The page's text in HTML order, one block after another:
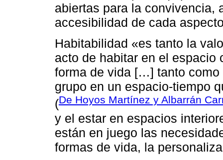
abiertas para la convivencia,
accesibilidad de cada
Habitabilidad «es tanto la
acto de habitar en el espacio
forma de vida […] tanto
grupo en un espacio-tiempo
(De Hoyos Martínez y Albarrán
y el estar en espacios
están en juego las
formas de vida, la